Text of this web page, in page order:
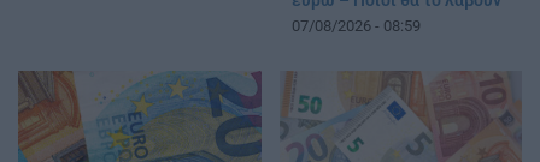
07/08/2026 - 08:59